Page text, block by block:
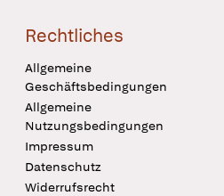
Rechtliches
Allgemeine
Geschäftsbedingungen
Allgemeine
Nutzungsbedingungen
Impressum
Datenschutz
Widerrufsrecht